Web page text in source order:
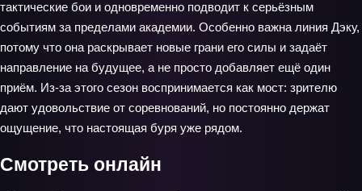
тактические бои и одновременно подводит к серьёзным
событиям за пределами академии. Особенно важна линия Дэку,
потому что она раскрывает новые грани его силы и задаёт
направление на будущее, а не просто добавляет ещё один
приём. Из-за этого сезон воспринимается как мост: зрителю
дают удовольствие от соревнований, но постоянно держат
ощущение, что настоящая буря уже рядом.
Смотреть онлайн